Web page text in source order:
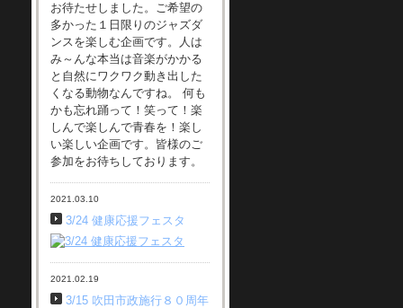
お待たせしました。ご希望の
多かった１日限りのジャズダ
ンスを楽しむ企画です。人は
み～んな本当は音楽がかかる
と自然にワクワク動き出した
くなる動物なんですね。 何も
かも忘れ踊って！笑って！楽
しんで楽しんで青春を！楽し
い楽しい企画です。皆様のご
参加をお待ちしております。
2021.03.10
3/24 健康応援フェスタ
2021.02.19
3/15 吹田市政施行８０周年